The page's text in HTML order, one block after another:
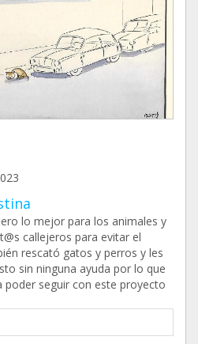
lo mejor para los animales y
callejeros para evitar el
rescató gatos y perros y les
sin ninguna ayuda por lo que
poder seguir con este proyecto